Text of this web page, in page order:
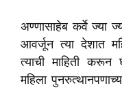
अण्णासाहेब कर्वे ज्या
आवर्जून त्या देशात
त्याची माहिती
महिला